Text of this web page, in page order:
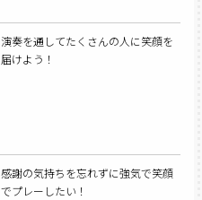
演奏を通してたくさんの人に笑顔を
届けよう！
感謝の気持ちを忘れずに強気で笑顔
でプレーしたい！